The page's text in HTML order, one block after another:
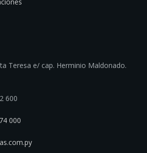
Teresa e/ cap. Herminio Maldonado.
600
000